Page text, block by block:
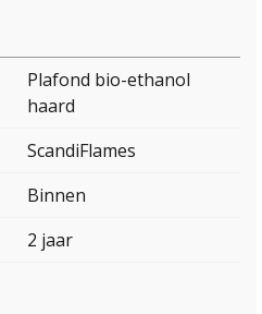
Plafond bio-ethanol
haard
ScandiFlames
Binnen
2 jaar